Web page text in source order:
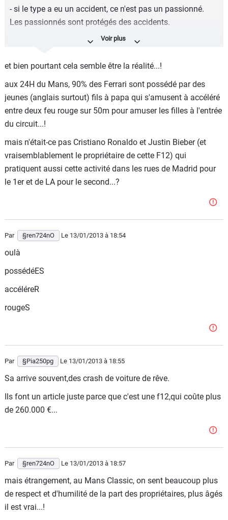
- si le type a eu un accident, ce n'est pas un passionné.
Les passionnés sont protégés des accidents.
- un passionné d'une marque n'achète pas de voiture
- un nouveau riche, un footballeur, ou un people ne peut
pas être un passionné de Ferrari. Ces 3 statuts l'interdisent
formellement.
- l'auteur du commentaire connait Justin Bieber, puisqu'il
semble savoir de source infaillible que celui-ci n'est pas un
passionné de sa Ferrari.
Renault72, merci pour ce beau ramassis d'inepties
et bien pourtant cela semble être la réalité...!
aux 24H du Mans, 90% des Ferrari sont possédé par des
jeunes (anglais surtout) fils à papa qui s'amusent à accéléré
entre deux feu rouge sur 50m pour amuser les filles à l'entrée
du circuit...!
mais n'était-ce pas Cristiano Ronaldo et Justin Bieber (et
vraisemblablement le propriétaire de cette F12) qui
pratiquent aussi cette activité dans les rues de Madrid pour
le 1er et de LA pour le second...?
Par §ren724nO Le 13/01/2013 à 18:54
oulà
possédéES
accéléreR
rougeS
Par §Pia250pg Le 13/01/2013 à 18:55
Sa arrive souvent,des crash de voiture de rêve.
Ils font un article juste parce que c'est une f12,qui coûte plus
de 260.000 €...
Par §ren724nO Le 13/01/2013 à 18:57
mais étrangement, au Mans Classic, on sent beaucoup plus
de respect et d'humilité de la part des propriétaires, plus âgés
il est vrai...!